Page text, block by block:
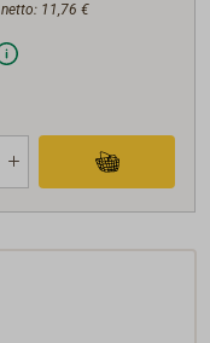
netto: 11,76 €